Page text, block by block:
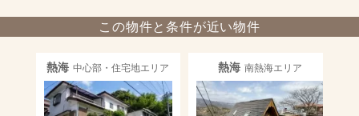
この物件と条件が近い物件
熱海 中心部・住宅地エリア 熱海 南熱海エリア